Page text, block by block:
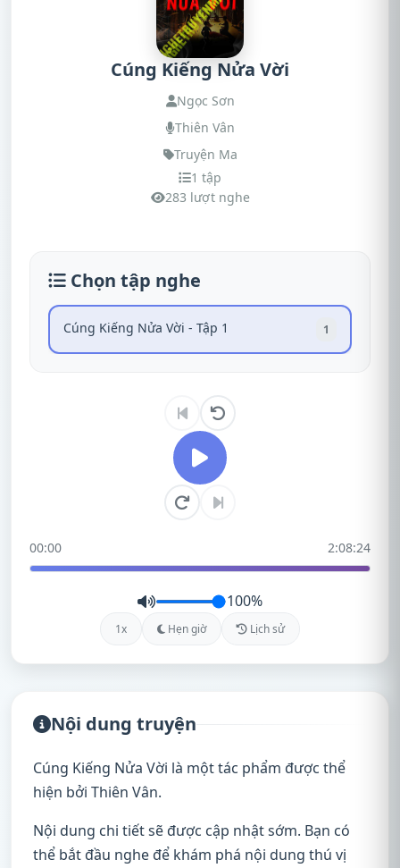
Cúng Kiếng Nửa Vời
Ngọc Sơn
Thiên Vân
Truyện Ma
1 tập
283 lượt nghe
Chọn tập nghe
Cúng Kiếng Nửa Vời - Tập 1 1
00:00 2:08:24
100%
1x Hẹn giờ Lịch sử
Nội dung truyện
Cúng Kiếng Nửa Vời là một tác phẩm được thể
hiện bởi Thiên Vân.
Nội dung chi tiết sẽ được cập nhật sớm. Bạn có
thể bắt đầu nghe để khám phá nội dung thú vị